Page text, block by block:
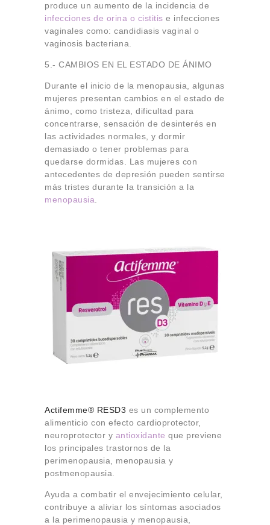
produce un aumento de la incidencia de
infecciones de orina o cistitis e infecciones
vaginales como: candidiasis vaginal o
vaginosis bacteriana.
5.- CAMBIOS EN EL ESTADO DE ÁNIMO
Durante el inicio de la menopausia, algunas
mujeres presentan cambios en el estado de
ánimo, como tristeza, dificultad para
concentrarse, sensación de desinterés en
las actividades normales, y dormir
demasiado o tener problemas para
quedarse dormidas. Las mujeres con
antecedentes de depresión pueden sentirse
más tristes durante la transición a la
menopausia.
Actifemme® RESD3 es un complemento
alimenticio con efecto cardioprotector,
neuroprotector y antioxidante que previene
los principales trastornos de la
perimenopausia, menopausia y
postmenopausia.
Ayuda a combatir el envejecimiento celular,
contribuye a aliviar los síntomas asociados
a la perimenopausia y menopausia,